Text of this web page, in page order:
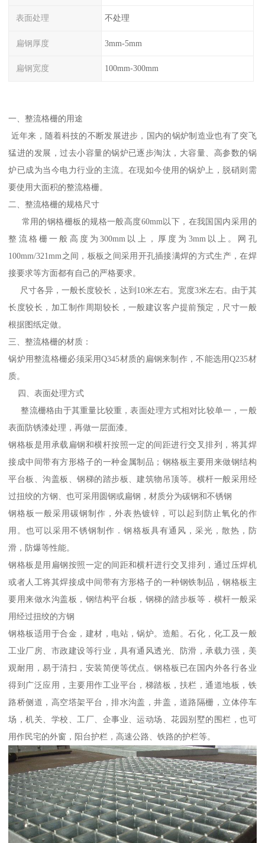
表面处理 不处理
扁钢厚度 3mm-5mm
扁钢宽度 100mm-300mm
一、整流格栅的用途
近年来，随着科技的不断发展进步，国内的锅炉制造业也有了突飞
猛进的发展，过去小容量的锅炉已逐步淘汰，大容量、高参数的锅
炉已成为当今电力行业的主流。在现如今使用的锅炉上，脱硝则需
要使用大面积的整流格栅。
二、整流格栅的规格尺寸
常用的钢格栅板的规格一般高度60mm以下，在我国国内采用的
整流格栅一般高度为300mm以上，厚度为3mm以上。网孔
100mm/321mm之间，板板之间采用开孔插接满焊的方式生产，在焊
接要求等方面都有自己的严格要求。
尺寸各异，一般长度较长，达到10米左右。宽度3米左右。由于其
长度较长，加工制作周期较长，一般建议客户提前预定，尺寸一般
根据图纸定做。
三、整流格栅的材质：
锅炉用整流格栅必须采用Q345材质的扁钢来制作，不能选用Q235材
质。
四、表面处理方式
整流栅格由于其重量比较重，表面处理方式相对比较单一，一般
表面防锈漆处理，再做一层面漆。
钢格板是用承载扁钢和横杆按照一定的间距进行交叉排列，将其焊
接成中间带有方形格子的一种金属制品；钢格板主要用来做钢结构
平台板、沟盖板、钢梯的踏步板、建筑物吊顶等。横杆一般采用经
过扭绞的方钢、也可采用圆钢或扁钢，材质分为碳钢和不锈钢
钢格板一般采用碳钢制作，外表热镀锌，可以起到防止氧化的作
用。也可以采用不锈钢制作．钢格板具有通风，采光，散热，防
滑，防爆等性能。
钢格板是用扁钢按照一定的间距和横杆进行交叉排列，通过压焊机
或者人工将其焊接成中间带有方形格子的一种钢铁制品，钢格板主
要用来做水沟盖板，钢结构平台板，钢梯的踏步板等．横杆一般采
用经过扭绞的方钢
钢格板适用于合金，建材，电站，锅炉。造船。石化，化工及一般
工业厂房、市政建设等行业，具有通风透光、防滑，承载力强，美
观耐用，易于清扫，安装简便等优点。钢格板已在国内外各行各业
得到广泛应用，主要用作工业平台，梯踏板，扶栏，通道地板，铁
路桥侧道，高空塔架平台，排水沟盖，井盖，道路隔栅，立体停车
场，机关、学校、工厂、企事业、运动场、花园别墅的围栏，也可
用作民宅的外窗，阳台护栏，高速公路、铁路的护栏等。